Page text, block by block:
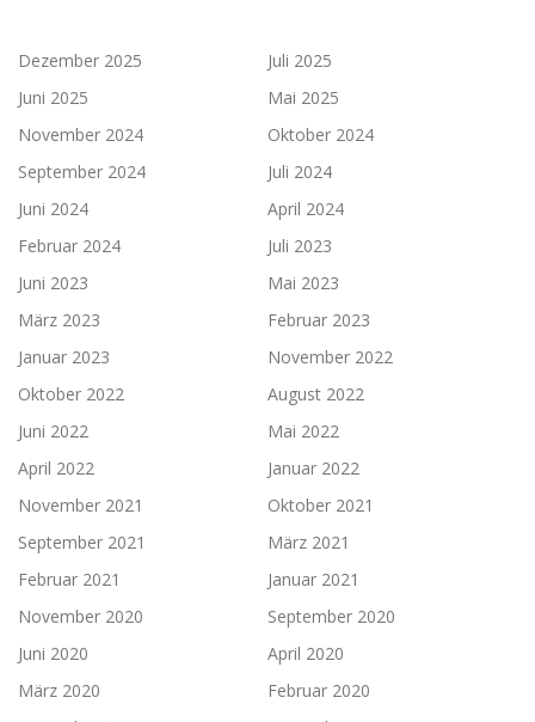
Dezember 2025
Juli 2025
Juni 2025
Mai 2025
November 2024
Oktober 2024
September 2024
Juli 2024
Juni 2024
April 2024
Februar 2024
Juli 2023
Juni 2023
Mai 2023
März 2023
Februar 2023
Januar 2023
November 2022
Oktober 2022
August 2022
Juni 2022
Mai 2022
April 2022
Januar 2022
November 2021
Oktober 2021
September 2021
März 2021
Februar 2021
Januar 2021
November 2020
September 2020
Juni 2020
April 2020
März 2020
Februar 2020